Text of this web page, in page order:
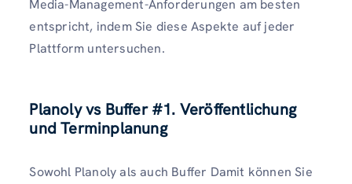
Media-Management-Anforderungen am besten
entspricht, indem Sie diese Aspekte auf jeder
Plattform untersuchen.
Planoly vs Buffer#1. Veröffentlichung
und Terminplanung
Sowohl Planoly als auch Buffer Damit können Sie